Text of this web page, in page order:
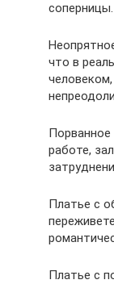
соперницы.
что в
Порванное
работе,
Платье с
Платье с